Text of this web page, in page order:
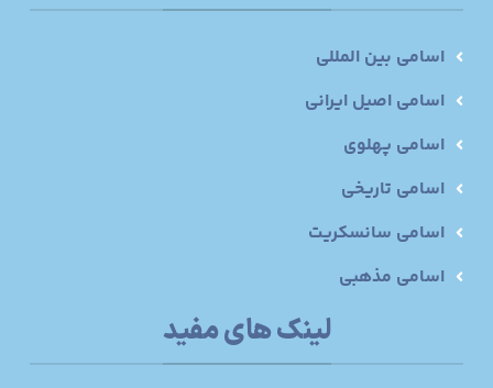
اسامی بین المللی
اسامی اصیل ایرانی
اسامی پهلوی
اسامی تاریخی
اسامی سانسکریت
اسامی مذهبی
لینک های مفید